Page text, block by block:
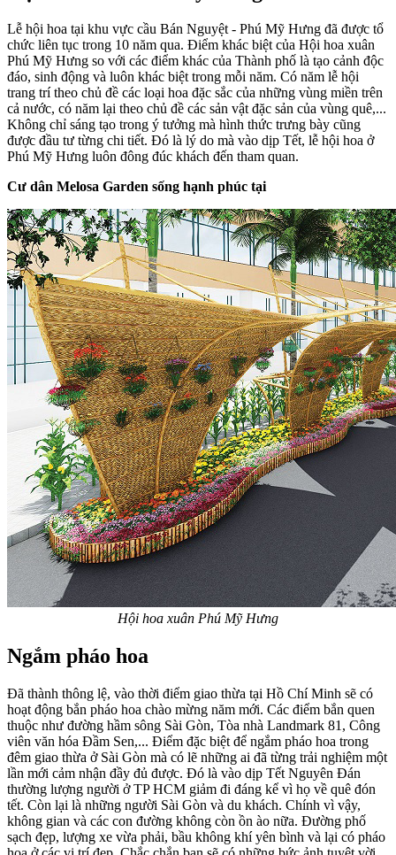
Lễ hội hoa tại khu vực cầu Bán Nguyệt - Phú Mỹ Hưng đã được tổ
chức liên tục trong 10 năm qua. Điểm khác biệt của Hội hoa xuân
Phú Mỹ Hưng so với các điểm khác của Thành phố là tạo cảnh độc
đáo, sinh động và luôn khác biệt trong mỗi năm. Có năm lễ hội
trang trí theo chủ đề các loại hoa đặc sắc của những vùng miền trên
cả nước, có năm lại theo chủ đề các sản vật đặc sản của vùng quê,...
Không chỉ sáng tạo trong ý tưởng mà hình thức trưng bày cũng
được đầu tư từng chi tiết. Đó là lý do mà vào dịp Tết, lễ hội hoa ở
Phú Mỹ Hưng luôn đông đúc khách đến tham quan.
Cư dân Melosa Garden sống hạnh phúc tại
Hội hoa xuân Phú Mỹ Hưng
Ngắm pháo hoa
Đã thành thông lệ, vào thời điểm giao thừa tại Hồ Chí Minh sẽ có
hoạt động bắn pháo hoa chào mừng năm mới. Các điểm bắn quen
thuộc như đường hầm sông Sài Gòn, Tòa nhà Landmark 81, Công
viên văn hóa Đầm Sen,... Điểm đặc biệt để ngắm pháo hoa trong
đêm giao thừa ở Sài Gòn mà có lẽ những ai đã từng trải nghiệm một
lần mới cảm nhận đầy đủ được. Đó là vào dịp Tết Nguyên Đán
thường lượng người ở TP HCM giảm đi đáng kể vì họ về quê đón
tết. Còn lại là những người Sài Gòn và du khách. Chính vì vậy,
không gian và các con đường không còn ồn ào nữa. Đường phố
sạch đẹp, lượng xe vừa phải, bầu không khí yên bình và lại có pháo